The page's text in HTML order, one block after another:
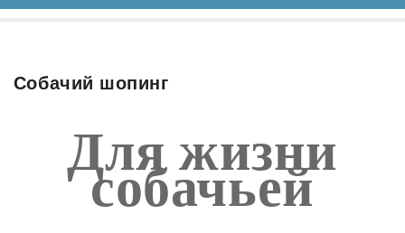
Собачий шопинг
Для жизни
собачьей